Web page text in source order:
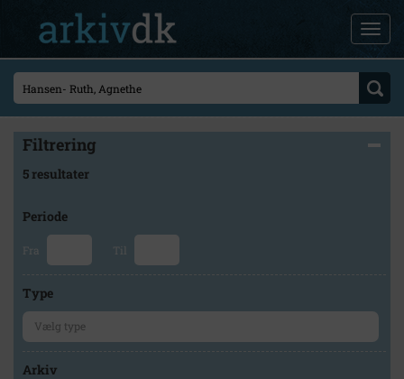
Filtrering
5 resultater
Periode
Fra Til
Type
Arkiv